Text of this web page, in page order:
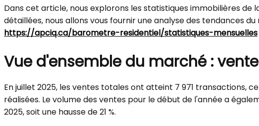
Dans cet article, nous explorons les statistiques immobilières de
détaillées, nous allons vous fournir une analyse des tendances
https://apciq.ca/barometre-residentiel/statistiques-mensuelles
Vue d'ensemble du marché :
En juillet 2025, les ventes totales ont atteint 7 971 transactions,
réalisées. Le volume des ventes pour le début de l'année a
2025, soit une hausse de 21 %.